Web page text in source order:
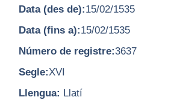
Data (des de):15/02/1535
Data (fins a):15/02/1535
Número de registre:3637
Segle:XVI
Llengua: Llatí